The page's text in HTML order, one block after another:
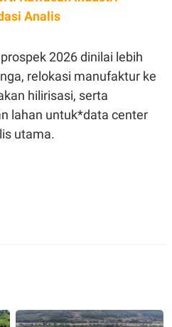
Analis
2026 dinilai lebih
relokasi manufaktur ke
hilirisasi, serta
lahan untuk*data center
utama.